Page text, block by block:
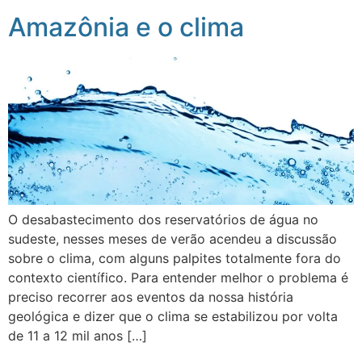
Amazônia e o clima
O desabastecimento dos reservatórios de água no
sudeste, nesses meses de verão acendeu a discussão
sobre o clima, com alguns palpites totalmente fora do
contexto científico. Para entender melhor o problema é
preciso recorrer aos eventos da nossa história
geológica e dizer que o clima se estabilizou por volta
de 11 a 12 mil anos […]